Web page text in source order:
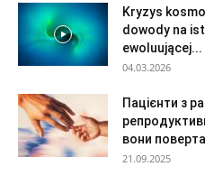
Kryzys
dowody na
ewoluującej...
04.03.2026
Пацієнти з
вони
21.09.2025